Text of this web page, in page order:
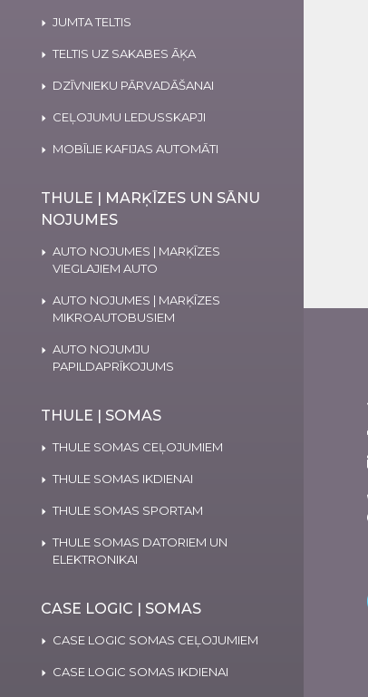
JUMTA TELTIS
TELTIS UZ SAKABES ĀĶA
DZĪVNIEKU PĀRVADĀŠANAI
CEĻOJUMU LEDUSSKAPJI
MOBĪLIE KAFIJAS AUTOMĀTI
THULE | MARĶĪZES UN SĀNU
NOJUMES
AUTO NOJUMES | MARĶĪZES
VIEGLAJIEM AUTO
AUTO NOJUMES | MARĶĪZES
MIKROAUTOBUSIEM
AUTO NOJUMJU
PAPILDAPRĪKOJUMS
THULE | SOMAS
THULE SOMAS CEĻOJUMIEM
THULE SOMAS IKDIENAI
THULE SOMAS SPORTAM
THULE SOMAS DATORIEM UN
ELEKTRONIKAI
CASE LOGIC | SOMAS
CASE LOGIC SOMAS CEĻOJUMIEM
CASE LOGIC SOMAS IKDIENAI